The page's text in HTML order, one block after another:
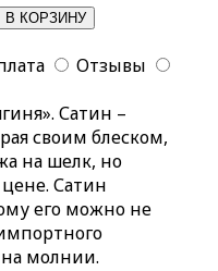
Отзывы
Сатин –
своим блеском,
на шелк, но
Сатин
его можно не
молнии.